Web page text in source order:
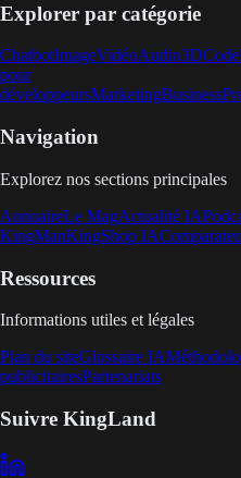
Explorer par catégorie
ChatbotImageVidéoAudio3DCode
pour
développeursMarketingBusiness
Navigation
Explorez nos sections principales
AnnuaireLe MagActualité IA
KingManKingShop IA
Ressources
Informations utiles et légales
Plan du siteGlossaire IA
publicitairesPartenariats
Suivre KingLand